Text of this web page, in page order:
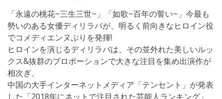
「永遠の桃花~三生三世~」「如歌~百年の誓い~」今最も
勢いのある女優ディリラバが、明るく前向きなヒロイン役
でコメディエンヌぶりを発揮!
ヒロインを演じるディリラバは、その並外れた美しいルッ
クス&抜群のプロポーションで大きな注目を集め出演作が
相次ぎ、
中国の大手インターネットメディア「テンセント」が発表
した「2018年にネットで注目された芸能人ランキング」